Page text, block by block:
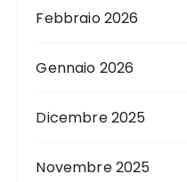
Febbraio 2026
Gennaio 2026
Dicembre 2025
Novembre 2025